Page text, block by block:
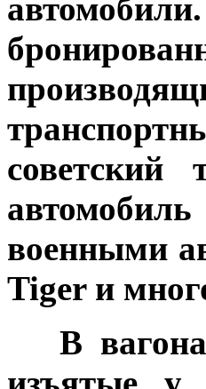
военными
Tiger и
В